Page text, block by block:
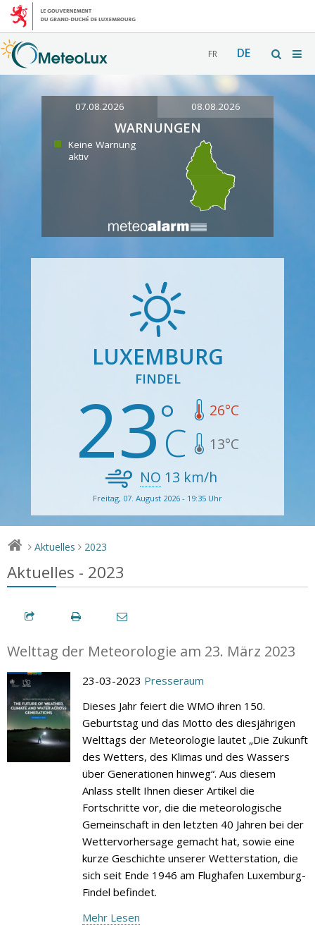
FR DE
07.08.2026 08.08.2026
WARNUNGEN
Keine Warnung
aktiv
LUXEMBURG
FINDEL
23 26°C
13°C
NO 13 km/h
Freitag, 07. August 2026 - 19:35 Uhr
> Aktuelles > 2023
Aktuelles - 2023
Welttag der Meteorologie am 23. März 2023
23-03-2023 Presseraum
Dieses Jahr feiert die WMO ihren 150.
Geburtstag und das Motto des diesjährigen
Welttags der Meteorologie lautet „Die Zukunft
des Wetters, des Klimas und des Wassers
über Generationen hinweg“. Aus diesem
Anlass stellt Ihnen dieser Artikel die
Fortschritte vor, die die meteorologische
Gemeinschaft in den letzten 40 Jahren bei der
Wettervorhersage gemacht hat, sowie eine
kurze Geschichte unserer Wetterstation, die
sich seit Ende 1946 am Flughafen Luxemburg-
Findel befindet.
Mehr Lesen